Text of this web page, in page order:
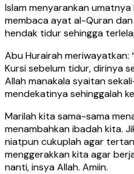
Islam menyarankan
membaca ayat al-Quran
hendak tidur sehingga
Abu Hurairah meriwayatkan:
Kursi sebelum tidur, dirinya
Allah manakala syaitan
mendekatinya sehinggalah
Marilah kita sama-sama
menambahkan ibadah kita.
niatpun cukuplah agar
menggerakkan kita agar
nanti, insya Allah. Amiin.